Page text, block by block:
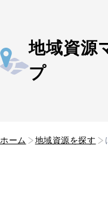
地域資源
プ
ホーム 地域資源を探す